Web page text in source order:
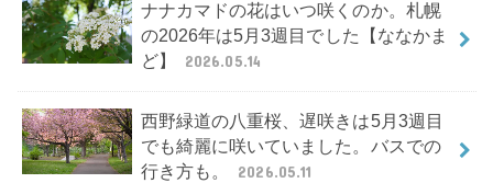
ナナカマドの花はいつ咲くのか。札幌
の2026年は5月3週目でした【ななかま
ど】
2026.05.14
西野緑道の八重桜、遅咲きは5月3週目
でも綺麗に咲いていました。バスでの
行き方も。
2026.05.11